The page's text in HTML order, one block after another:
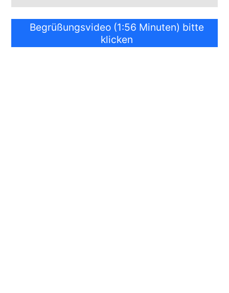
Begrüßungsvideo (1:56 Minuten) bitte
klicken